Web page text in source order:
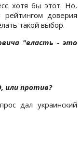
хотя бы этот. Но,
доверия
такой выбор.
"власть - это
или против?
дал украинский